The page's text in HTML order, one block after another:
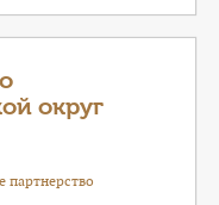
округ
партнерство